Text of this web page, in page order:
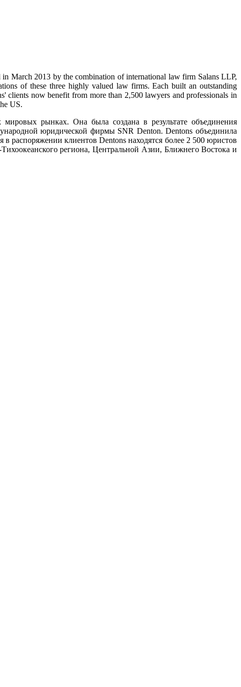
March 2013 by the combination of international law firm Salans LLP,
of these three highly valued law firms. Each built an outstanding
clients now benefit from more than 2,500 lawyers and professionals in
US.
рынках. Она была создана в результате объединения
юридической фирмы SNR Denton. Dentons объединила
распоряжении клиентов Dentons находятся более 2 500 юристов
региона, Центральной Азии, Ближнего Востока и